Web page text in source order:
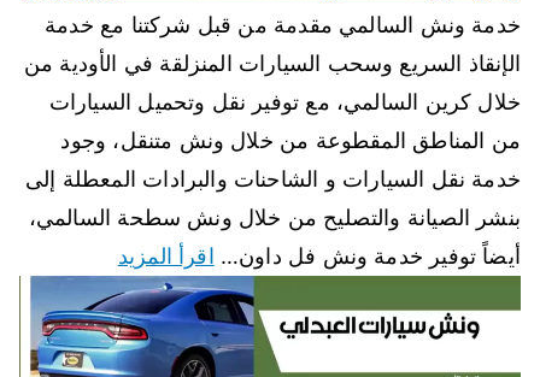
خدمة ونش السالمي مقدمة من قبل شركتنا مع خدمة
الإنقاذ السريع وسحب السيارات المنزلقة في الأودية من
خلال كرين السالمي، مع توفير نقل وتحميل السيارات
من المناطق المقطوعة من خلال ونش متنقل، وجود
خدمة نقل السيارات و الشاحنات والبرادات المعطلة إلى
بنشر الصيانة والتصليح من خلال ونش سطحة السالمي،
أيضاً توفير خدمة ونش فل داون… اقرأ المزيد